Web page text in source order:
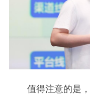
值得注意的是